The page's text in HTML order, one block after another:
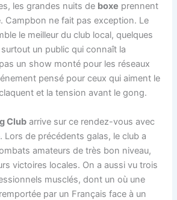
les grandes nuits de boxe prennent
Campbon ne fait pas exception. Le
le meilleur du club local, quelques
un public qui connaît la
un show monté pour les réseaux
pensé pour ceux qui aiment le
et la tension avant le gong.
Club arrive sur ce rendez-vous avec
Lors de précédents galas, le club a
amateurs de très bon niveau,
victoires locales. On a aussi vu trois
musclés, dont un où une
par un Français face à un